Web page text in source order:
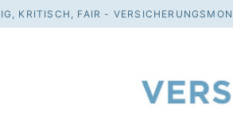
KRITISCH, FAIR -